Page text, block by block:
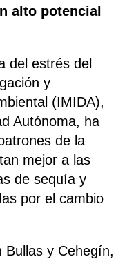
alto potencial
del estrés del
y
(IMIDA),
Autónoma, ha
de la
mejor a las
de sequía y
por el cambio
Bullas y Cehegín,